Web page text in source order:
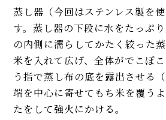
蒸し器（今回はステンレス製を
す。蒸し器の下段に水をたっぷ
の内側に濡らしてかたく絞った
米を入れて広げ、全体がでこぼ
う指で蒸し布の底を露出させる
端を中心に寄せてもち米を覆う
たをして強火にかける。